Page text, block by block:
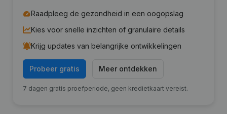
Raadpleeg de gezondheid in een oogopslag
Kies voor snelle inzichten of granulaire details
Krijg updates van belangrijke ontwikkelingen
Probeer gratis Meer ontdekken
7 dagen gratis proefperiode, geen kredietkaart vereist.